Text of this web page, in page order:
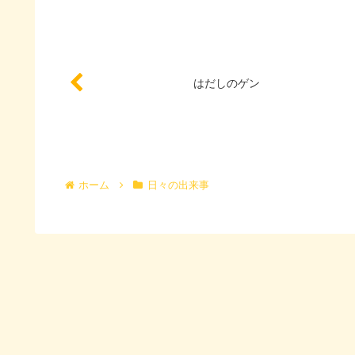
はだしのゲン
ホーム 日々の出来事